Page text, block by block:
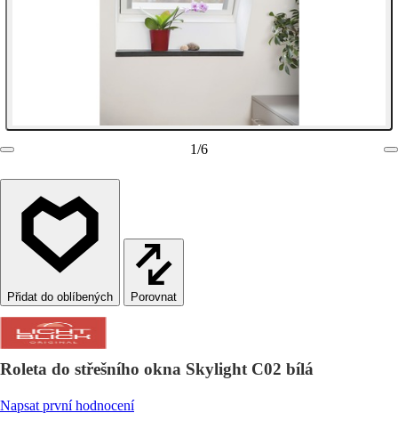
1/6
Porovnat
Roleta do střešního okna Skylight C02 bílá
Napsat první hodnocení